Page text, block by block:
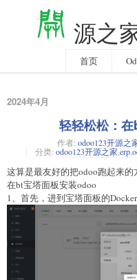
源之
首页
2024年4月
轻轻松松：
作者: odoo123开源之
分类: odoo123开源之家 erp
这算是最友好的把odoo跑起来
在bt宝塔面板安装odoo
1、首先，进到宝塔面板的